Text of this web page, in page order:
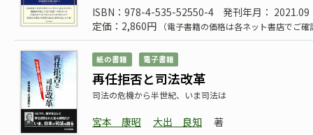
ISBN：978-4-535-52550-4
発刊年月： 2021.09
定価：2,860円
（電子書籍の価格は各ネット書店でご
紙の書籍 電子書籍
再任拒否と司法改革
司法の危機から半世紀、いま司法は
宮本 康昭 大出 良知
著